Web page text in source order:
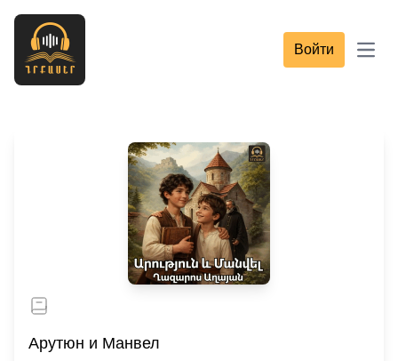
Войти
Арутюн и Манвел